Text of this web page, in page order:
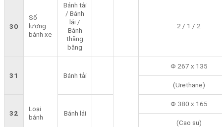
30
Số
lượng
bánh xe
Bánh tải
/ Bánh
lái /
Bánh
thăng
bằng
2 / 1 / 2
31
Loại
bánh
Bánh tải
Φ 267 x 135
(Urethane)
32 Bánh lái
Φ 380 x 165
(Cao su)